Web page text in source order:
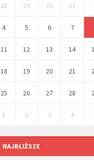
28 29 30 31
4 5 6 7
11 12 13 14
18 19 20 21
25 26 27 28
1 2 3 4
NAJBLIŻSZE